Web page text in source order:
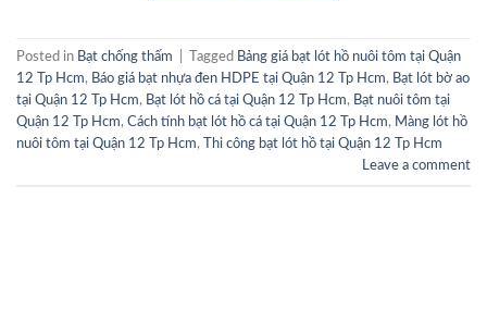
Posted in Bạt chống thấm Tagged Bảng giá bạt lót hồ nuôi tôm tại Quận
12 Tp Hcm, Báo giá bạt nhựa đen HDPE tại Quận 12 Tp Hcm, Bạt lót bờ ao
tại Quận 12 Tp Hcm, Bạt lót hồ cá tại Quận 12 Tp Hcm, Bạt nuôi tôm tại
Quận 12 Tp Hcm, Cách tính bạt lót hồ cá tại Quận 12 Tp Hcm, Màng lót hồ
nuôi tôm tại Quận 12 Tp Hcm,
Thi công bạt lót hồ tại Quận 12 Tp Hcm
Leave a comment